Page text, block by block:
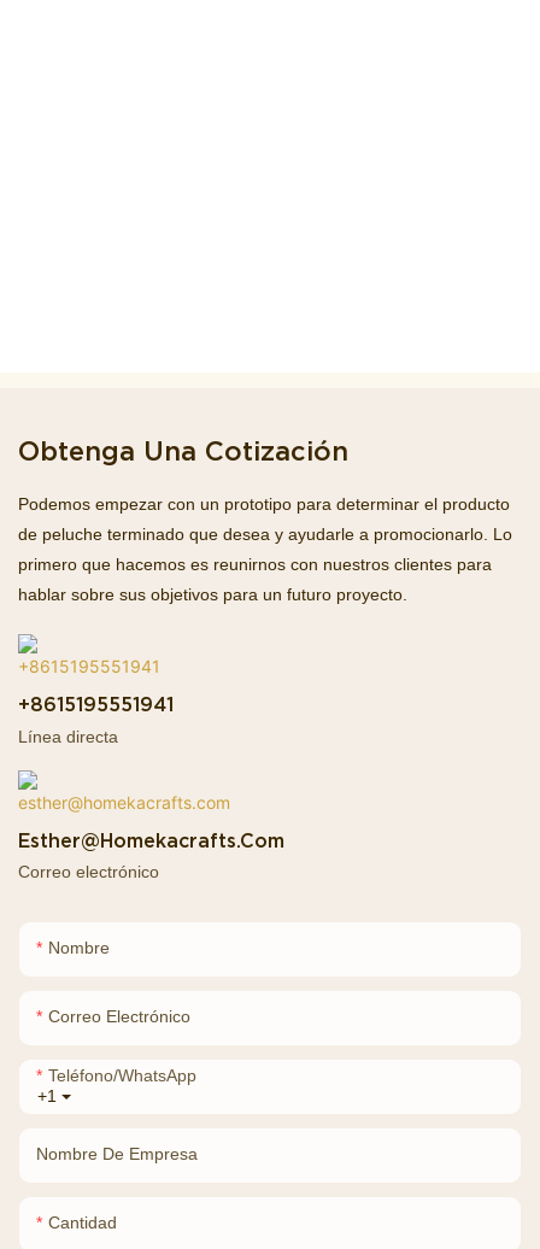
Obtenga Una Cotización
Podemos empezar con un prototipo para determinar el producto
de peluche terminado que desea y ayudarle a promocionarlo. Lo
primero que hacemos es reunirnos con nuestros clientes para
hablar sobre sus objetivos para un futuro proyecto.
+8615195551941
Línea directa
Esther@homekacrafts.com
Correo electrónico
Nombre
Correo Electrónico
+1
Teléfono/WhatsApp
Nombre De Empresa
Cantidad